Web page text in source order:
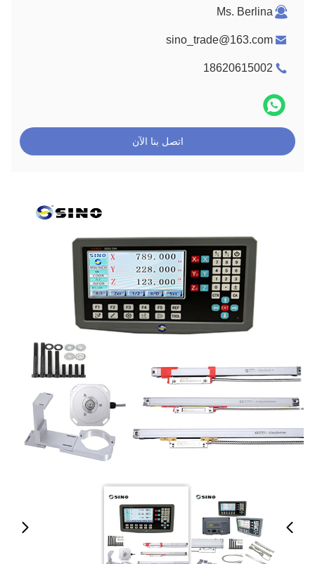
Ms. Berlina
sino_trade@163.com
18620615002
اتصل بنا الآن